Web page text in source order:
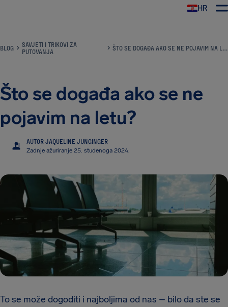
HR
BLOG
SAVJETI I TRIKOVI ZA
PUTOVANJA
ŠTO SE DOGAĐA AKO SE NE POJAVIM NA LETU?
Što se događa ako se ne
pojavim na letu?
JJ
AUTOR JAQUELINE JUNGINGER
Zadnje ažuriranje 25. studenoga 2024.
To se može dogoditi i najboljima od nas – bilo da ste se